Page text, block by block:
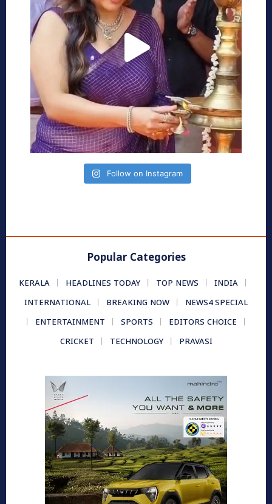
Follow on Instagram
Popular Categories
KERALA HEADLINES TODAY TOP NEWS
INDIA
INTERNATIONAL
BREAKING NOW
NEWS4 SPECIAL
ENTERTAINMENT
SPORTS
EDITORS CHOICE
CRICKET
TECHNOLOGY PRAVASI